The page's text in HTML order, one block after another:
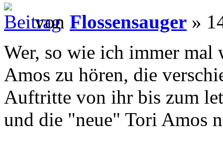
von Flossensauger »
Wer, so wie ich immer
Amos zu hören, die
Auftritte von ihr bis zum
und die "neue" Tori Amos